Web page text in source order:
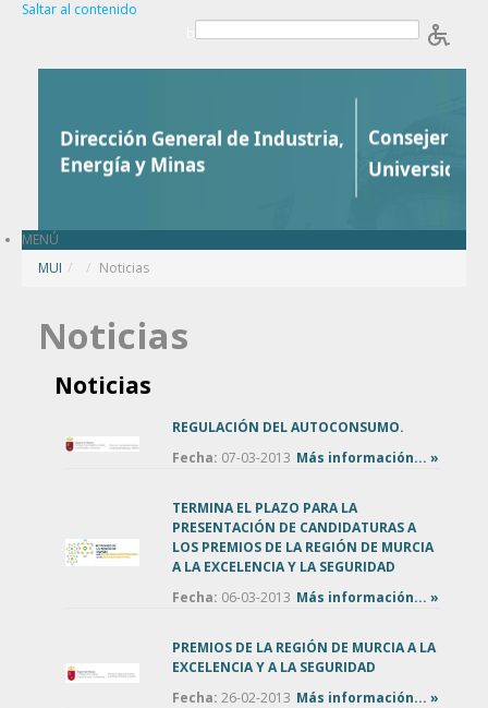
Saltar al contenido
MENÚ
MUI / Noticias
Noticias
Noticias
REGULACIÓN DEL AUTOCONSUMO.
Fecha: 07-03-2013 Más información... »
TERMINA EL PLAZO PARA LA
PRESENTACIÓN DE CANDIDATURAS A
LOS PREMIOS DE LA REGIÓN DE MURCIA
A LA EXCELENCIA Y LA SEGURIDAD
Fecha: 06-03-2013 Más información... »
PREMIOS DE LA REGIÓN DE MURCIA A LA
EXCELENCIA Y A LA SEGURIDAD
Fecha: 26-02-2013 Más información... »